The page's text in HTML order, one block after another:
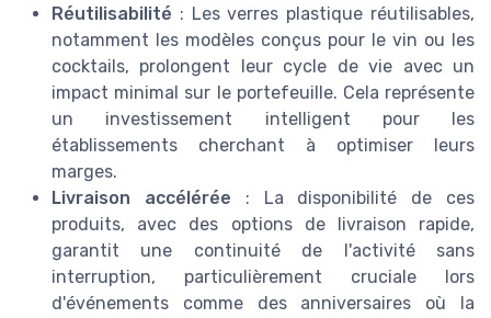
Réutilisabilité : Les verres plastique réutilisables,
notamment les modèles conçus pour le vin ou les
cocktails, prolongent leur cycle de vie avec un
impact minimal sur le portefeuille. Cela représente
un investissement intelligent pour les
établissements cherchant à optimiser leurs
marges.
Livraison accélérée : La disponibilité de ces
produits, avec des options de livraison rapide,
garantit une continuité de l'activité sans
interruption, particulièrement cruciale lors
d'événements comme des anniversaires où la